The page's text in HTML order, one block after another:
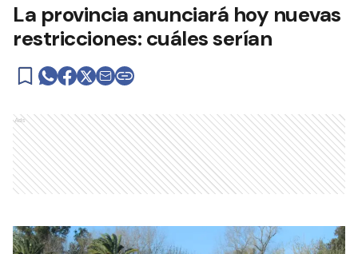
La provincia anunciará hoy nuevas
restricciones: cuáles serían
Ads